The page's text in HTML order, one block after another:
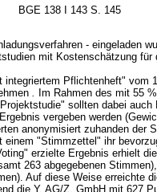
BGE 138 I 143 S. 145
- eingeladen
mit Kostenschätzung für
integriertem Pflichtenheft" vom
.
Im Rahmen des mit 55
sollten dabei auch
vergeben werden
anonymisiert zuhanden der
einem "Stimmzettel" ihr
erzielte Ergebnis erhielt
263 abgegebenen
Auf diese Weise erreichte
die Y. AG/Z. GmbH mit 627